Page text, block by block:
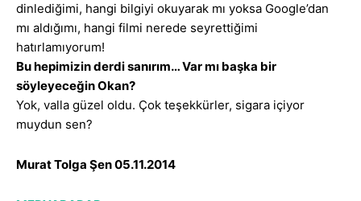
dinlediğimi, hangi bilgiyi okuyarak mı yoksa Google’dan
mı aldığımı, hangi filmi nerede seyrettiğimi
hatırlamıyorum!
Bu hepimizin derdi sanırım… Var mı başka bir
söyleyeceğin Okan?
Yok, valla güzel oldu. Çok teşekkürler, sigara içiyor
muydun sen?
Murat Tolga Şen 05.11.2014